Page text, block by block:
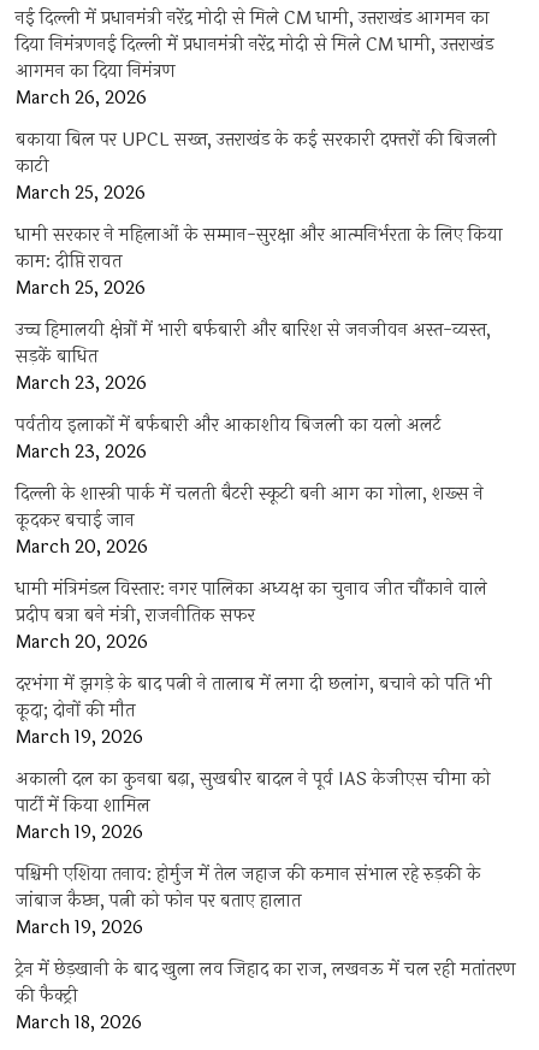
नई दिल्ली में प्रधानमंत्री नरेंद्र मोदी से मिले CM धामी, उत्तराखंड आगमन का
दिया निमंत्रणनई दिल्ली में प्रधानमंत्री नरेंद्र मोदी से मिले CM धामी, उत्तराखंड
आगमन का दिया निमंत्रण
March 26, 2026
बकाया बिल पर UPCL सख्त, उत्तराखंड के कई सरकारी दफ्तरों की बिजली
काटी
March 25, 2026
धामी सरकार ने महिलाओं के सम्मान-सुरक्षा और आत्मनिर्भरता के लिए किया
काम: दीप्ति रावत
March 25, 2026
उच्च हिमालयी क्षेत्रों में भारी बर्फबारी और बारिश से जनजीवन अस्त-व्यस्त,
सड़कें बाधित
March 23, 2026
पर्वतीय इलाकों में बर्फबारी और आकाशीय बिजली का यलो अलर्ट
March 23, 2026
दिल्ली के शास्त्री पार्क में चलती बैटरी स्कूटी बनी आग का गोला, शख्स ने
कूदकर बचाई जान
March 20, 2026
धामी मंत्रिमंडल विस्तार: नगर पालिका अध्यक्ष का चुनाव जीत चौंकाने वाले
प्रदीप बत्रा बने मंत्री, राजनीतिक सफर
March 20, 2026
दरभंगा में झगड़े के बाद पत्नी ने तालाब में लगा दी छलांग, बचाने को पति भी
कूदा; दोनों की मौत
March 19, 2026
अकाली दल का कुनबा बढ़ा, सुखबीर बादल ने पूर्व IAS केजीएस चीमा को
पार्टी में किया शामिल
March 19, 2026
पश्चिमी एशिया तनाव: होर्मुज में तेल जहाज की कमान संभाल रहे रुड़की के
जांबाज कैप्टन, पत्नी को फोन पर बताए हालात
March 19, 2026
ट्रेन में छेड़खानी के बाद खुला लव जिहाद का राज, लखनऊ में चल रही मतांतरण
की फैक्ट्री
March 18, 2026